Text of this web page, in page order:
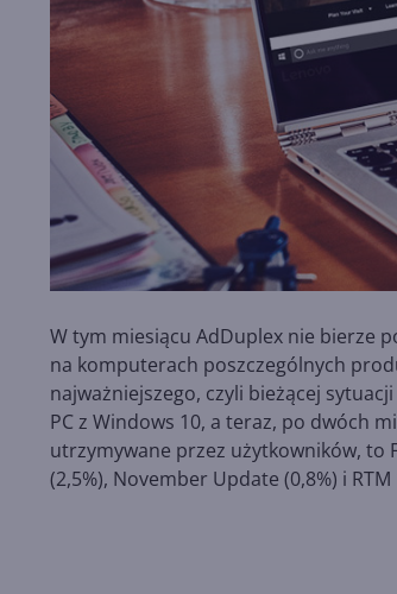
W tym miesiącu AdDuplex nie bierze
na komputerach poszczególnych
najważniejszego, czyli bieżącej
PC z Windows 10, a teraz, po dwóch
utrzymywane przez użytkowników, to
(2,5%), November Update (0,8%) i